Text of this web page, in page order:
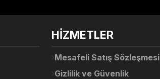
Yorum Yaz
Deneyimini Paylaş
HİZMETLER
Mesafeli Satış Sözleşmesi
Gizlilik ve Güvenlik